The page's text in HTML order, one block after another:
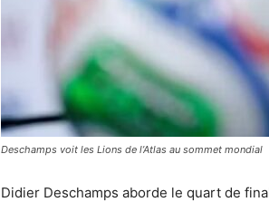
Deschamps voit les Lions de l’Atlas au sommet mondial
Didier Deschamps aborde le quart de